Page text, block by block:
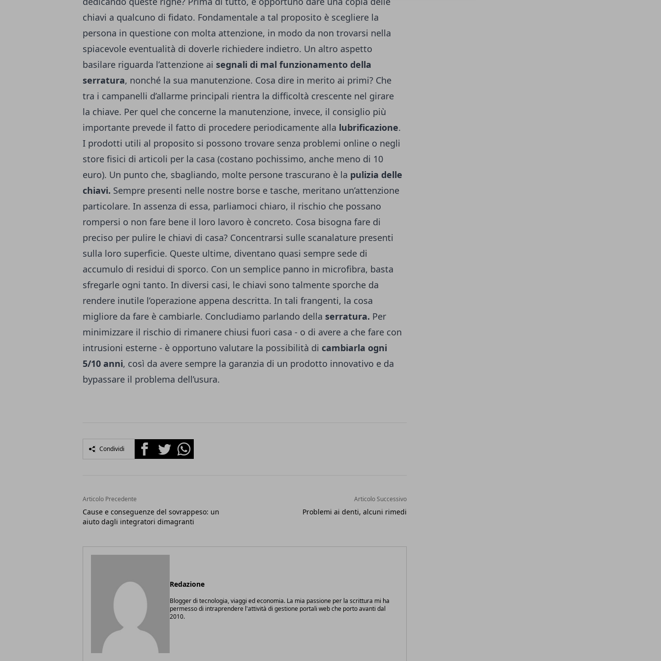
chiavi a qualcuno di fidato. Fondamentale a tal proposito è scegliere la
persona in questione con molta attenzione, in modo da non trovarsi nella
spiacevole eventualità di doverle richiedere indietro. Un altro aspetto
basilare riguarda l’attenzione ai segnali di mal funzionamento della
serratura, nonché la sua manutenzione. Cosa dire in merito ai primi? Che
tra i campanelli d’allarme principali rientra la difficoltà crescente nel girare
la chiave. Per quel che concerne la manutenzione, invece, il consiglio più
importante prevede il fatto di procedere periodicamente alla lubrificazione.
I prodotti utili al proposito si possono trovare senza problemi online o negli
store fisici di articoli per la casa (costano pochissimo, anche meno di 10
euro). Un punto che, sbagliando, molte persone trascurano è la pulizia delle
chiavi. Sempre presenti nelle nostre borse e tasche, meritano un’attenzione
particolare. In assenza di essa, parliamoci chiaro, il rischio che possano
rompersi o non fare bene il loro lavoro è concreto. Cosa bisogna fare di
preciso per pulire le chiavi di casa? Concentrarsi sulle scanalature presenti
sulla loro superficie. Queste ultime, diventano quasi sempre sede di
accumulo di residui di sporco. Con un semplice panno in microfibra, basta
sfregarle ogni tanto. In diversi casi, le chiavi sono talmente sporche da
rendere inutile l’operazione appena descritta. In tali frangenti, la cosa
migliore da fare è cambiarle. Concludiamo parlando della serratura. Per
minimizzare il rischio di rimanere chiusi fuori casa - o di avere a che fare con
intrusioni esterne - è opportuno valutare la possibilità di cambiarla ogni
5/10 anni, così da avere sempre la garanzia di un prodotto innovativo e da
bypassare il problema dell’usura.
Condividi FacebookTwitterWhatsapp
Articolo Precedente
Cause e conseguenze del sovrappeso: un
aiuto dagli integratori dimagranti
Articolo Successivo
Problemi ai denti, alcuni rimedi
Redazione
Blogger di tecnologia, viaggi ed economia. La mia passione per la scrittura mi ha
permesso di intraprendere l'attività di gestione portali web che porto avanti dal
2010.